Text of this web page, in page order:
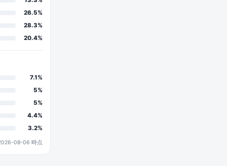
26.5%
28.3%
20.4%
7.1%
5%
5%
4.4%
3.2%
08-06 時点